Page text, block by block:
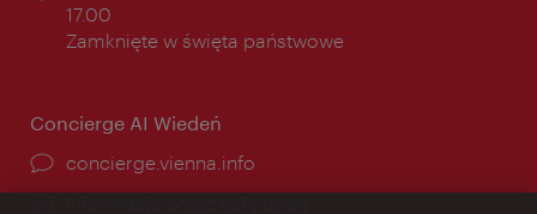
otwarcia:
17.00
Zamknięte w święta państwowe
Concierge AI Wiedeń
concierge.vienna.info